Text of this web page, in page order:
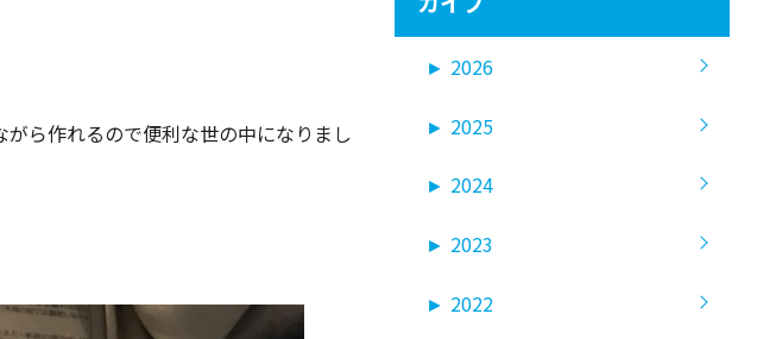
ら作れるので便利な世の中になりまし
► 2026
► 2025
► 2024
► 2023
► 2022